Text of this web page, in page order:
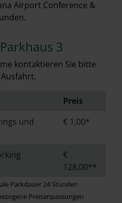
Airport Conference &
3
kontaktieren Sie bitte
Preis
und
€ 1,00*
€
128,00**
Parkdauer 24 Stunden
Preisanpassungen